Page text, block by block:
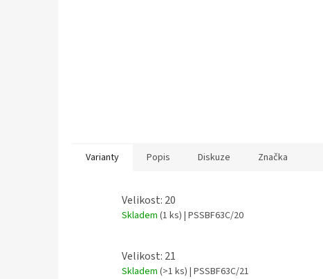
Varianty Popis Diskuze Značka
Velikost: 20
Skladem (1 ks) | PSSBF63C/20
Velikost: 21
Skladem (>1 ks) | PSSBF63C/21